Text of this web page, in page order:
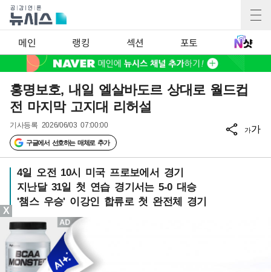
메인 랭킹 섹션 포토
홍명보호, 내일 엘살바도르 상대로 월드컵
전 마지막 고지대 리허설
기사등록 2026/06/03 07:00:00
구글에서 선호하는 매체로 추가
가가
4일 오전 10시 미국 프로보에서 경기
지난달 31일 첫 연습 경기서는 5-0 대승
'챔스 우승' 이강인 합류로 첫 완전체 경기
X